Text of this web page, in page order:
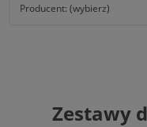
Producent: (wybierz)
Zestawy